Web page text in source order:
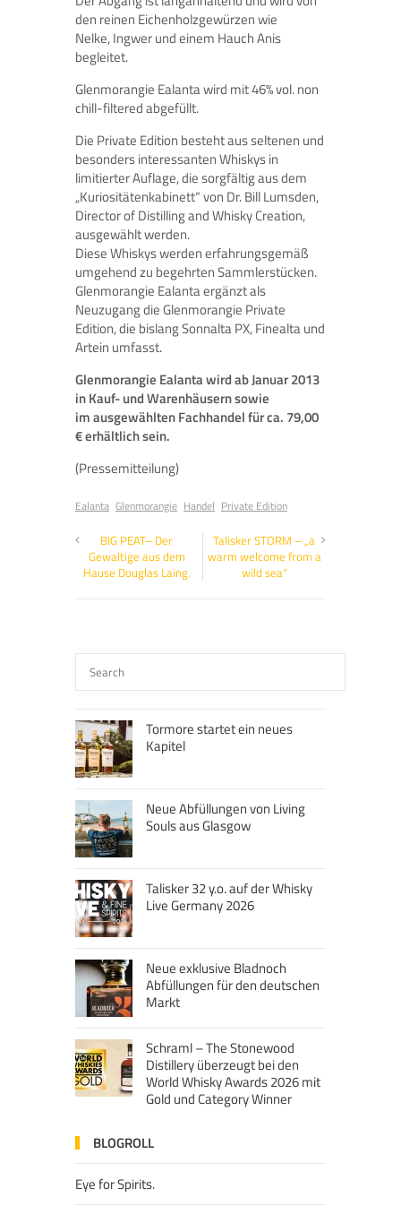
den reinen Eichenholzgewürzen wie
Nelke, Ingwer und einem Hauch Anis
begleitet.
Glenmorangie Ealanta wird mit 46% vol. non
chill-filtered abgefüllt.
Die Private Edition besteht aus seltenen und
besonders interessanten Whiskys in
limitierter Auflage, die sorgfältig aus dem
„Kuriositätenkabinett“ von Dr. Bill Lumsden,
Director of Distilling and Whisky Creation,
ausgewählt werden.
Diese Whiskys werden erfahrungsgemäß
umgehend zu begehrten Sammlerstücken.
Glenmorangie Ealanta ergänzt als
Neuzugang die Glenmorangie Private
Edition, die bislang Sonnalta PX, Finealta und
Artein umfasst.
Glenmorangie Ealanta wird ab Januar 2013
in Kauf- und Warenhäusern sowie
imausgewählten Fachhandel für ca. 79,00
€ erhältlich sein.
(Pressemitteilung)
Ealanta Glenmorangie Handel Private Edition
BIG PEAT– Der
Gewaltige aus dem
Hause Douglas Laing.
Talisker STORM – „a
warm welcome from a
wild sea“
Tormore startet ein neues
Kapitel
Neue Abfüllungen von Living
Souls aus Glasgow
Talisker 32 y.o. auf der Whisky
Live Germany 2026
Neue exklusive Bladnoch
Abfüllungen für den deutschen
Markt
Schraml – The Stonewood
Distillery überzeugt bei den
World Whisky Awards 2026 mit
Gold und Category Winner
BLOGROLL
Eye for Spirits.